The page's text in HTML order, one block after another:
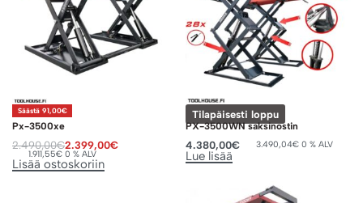
Säästä 91,00€
Px-3500xe
2.490,00€2.399,00€
1.911,55€ 0 % ALV
Lisää ostoskoriin
Tilapäisesti loppu
PX-3500WN saksinostin
4.380,00€ 3.490,04€ 0 % ALV
Lue lisää